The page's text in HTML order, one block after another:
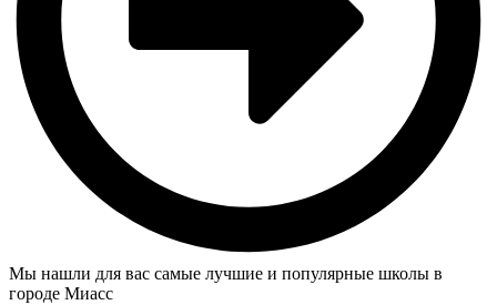
Мы нашли для вас самые лучшие и популярные школы в
городе Миасс